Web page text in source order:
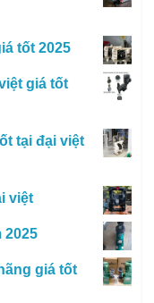
tốt 2025
giá tốt
tại đại việt
việt
2025
giá tốt